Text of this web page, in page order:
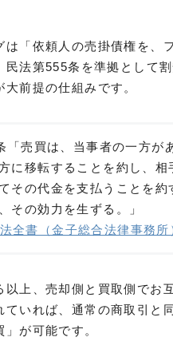
は「依頼人の売掛債権を、
民法第555条を準拠として
大前提の仕組みです。
「売買は、当事者の一方が
に移転することを約し、相
その代金を支払うことを約
その効力を生ずる。」
全書（金子総合法律事務所
以上、売却側と買取側でお
ていれば、通常の商取引と
」が可能です。